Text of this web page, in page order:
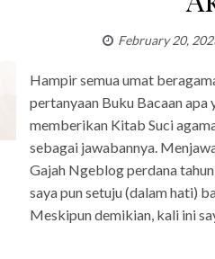
February 20,
Hampir semua umat
pertanyaan Buku Bacaan apa
memberikan Kitab Suci
sebagai jawabannya.
Gajah Ngeblog perdana
saya pun setuju (dalam hati)
Meskipun demikian, kali ini